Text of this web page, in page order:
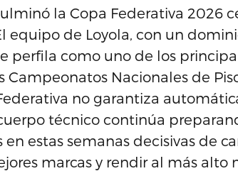
la Copa Federativa 2026
equipo de Loyola, con un
perfila como uno de los
Campeonatos Nacionales de
no garantiza
técnico continúa
en estas semanas decisivas de
marcas y rendir al más alto